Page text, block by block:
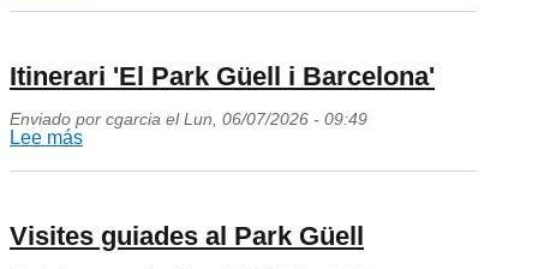
Itinerari
1900:
burgès
Itinerari 'El Park Güell i Barcelona'
Enviado por cgarcia el Lun, 06/07/2026 - 09:49
Lee más
Itinerari
Park
Güell
Visites guiades al Park Güell